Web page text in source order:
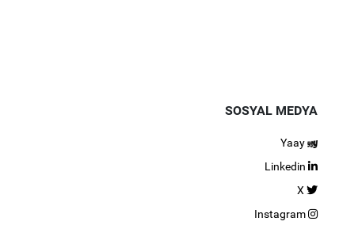
SOSYAL MEDYA
Yaay
Linkedin
X
Instagram